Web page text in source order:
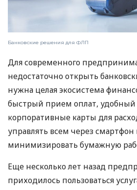
Банковские решения для ФЛП
Для современного
недостаточно открыть
нужна целая экосистема
быстрый прием оплат, удобный
корпоративные карты для
управлять всем через смартфон
минимизировать бумажную
Еще несколько лет назад
приходилось пользоваться